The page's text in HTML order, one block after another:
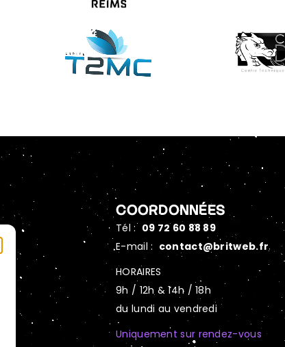
COORDONNÉES
Tél : 09 72 60 88 89
E-mail : contact@britweb.fr
HORAIRES
9h / 12h & 14h / 18h
du lundi au vendredi
Uniquement sur rendez-vous